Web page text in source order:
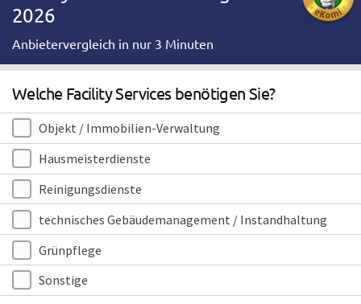
2026
Anbietervergleich in nur 3 Minuten
Welche Facility Services benötigen Sie?
Objekt / Immobilien-Verwaltung
Hausmeisterdienste
Reinigungsdienste
technisches Gebäudemanagement / Instandhaltung
Grünpflege
Sonstige